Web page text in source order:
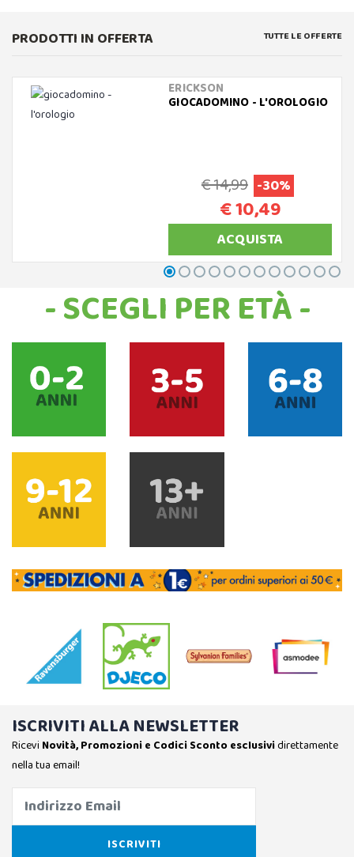
PRODOTTI IN OFFERTA TUTTE LE OFFERTE
ERICKSON
GIOCADOMINO - L'OROLOGIO
€ 14,99 -30%
€ 10,49
ACQUISTA
- SCEGLI PER ETÀ -
ISCRIVITI ALLA NEWSLETTER
Ricevi Novità, Promozioni e Codici Sconto esclusividirettamente
nella tua email!